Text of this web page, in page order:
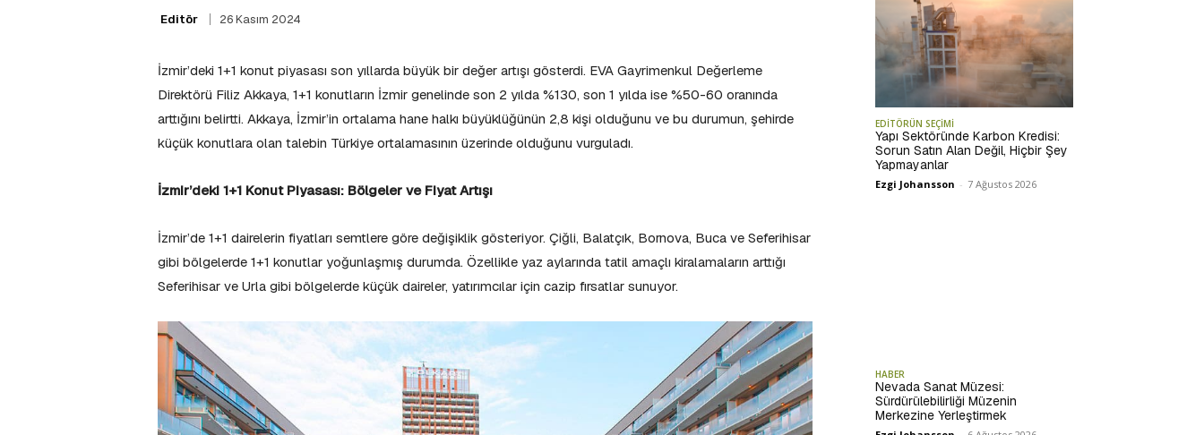
Editör 26 Kasım 2024
İzmir’deki 1+1 konut piyasası son yıllarda büyük bir değer artışı gösterdi. EVA Gayrimenkul Değerleme
Direktörü Filiz Akkaya, 1+1 konutların İzmir genelinde son 2 yılda %130, son 1 yılda ise %50-60 oranında
arttığını belirtti. Akkaya, İzmir’in ortalama hane halkı büyüklüğünün 2,8 kişi olduğunu ve bu durumun, şehirde
küçük konutlara olan talebin Türkiye ortalamasının üzerinde olduğunu vurguladı.
İzmir’deki 1+1 Konut Piyasası: Bölgeler ve Fiyat Artışı
İzmir’de 1+1 dairelerin fiyatları semtlere göre değişiklik gösteriyor. Çiğli, Balatçık, Bornova, Buca ve Seferihisar
gibi bölgelerde 1+1 konutlar yoğunlaşmış durumda. Özellikle yaz aylarında tatil amaçlı kiralamaların arttığı
Seferihisar ve Urla gibi bölgelerde küçük daireler, yatırımcılar için cazip fırsatlar sunuyor.
EDİTÖRÜN SEÇİMİ
Yapı Sektöründe Karbon Kredisi:
Sorun Satın Alan Değil, Hiçbir Şey
Yapmayanlar
Ezgi Johansson - 7 Ağustos 2026
HABER
Nevada Sanat Müzesi:
Sürdürülebilirliği Müzenin
Merkezine Yerleştirmek